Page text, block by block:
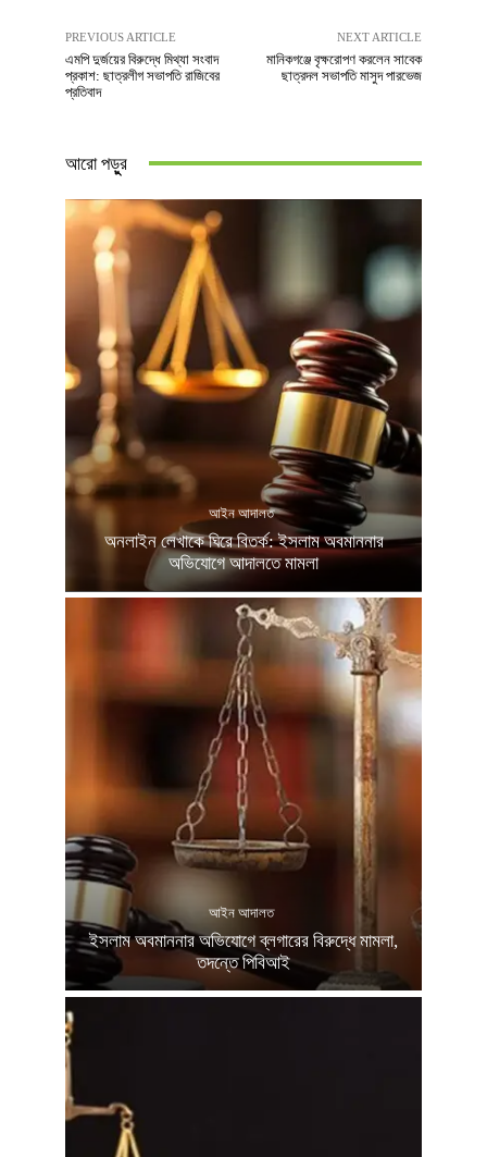
PREVIOUS ARTICLE
এমপি দুর্জয়ের বিরুদ্ধে মিথ্যা সংবাদ
প্রকাশ: ছাত্রলীগ সভাপতি রাজিবের
প্রতিবাদ
NEXT ARTICLE
মানিকগঞ্জে বৃক্ষরোপণ করলেন সাবেক
ছাত্রদল সভাপতি মাসুদ পারভেজ
আরো পড়ুুর
আইন আদালত
অনলাইন লেখাকে ঘিরে বিতর্ক: ইসলাম অবমাননার
অভিযোগে আদালতে মামলা
আইন আদালত
ইসলাম অবমাননার অভিযোগে ব্লগারের বিরুদ্ধে মামলা,
তদন্তে পিবিআই